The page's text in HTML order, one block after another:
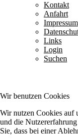
Kontakt
Anfahrt
Impressum
Links
Login
Suchen
Wir benutzen Cookies
Wir nutzen Cookies auf
und die
Sie, dass bei einer